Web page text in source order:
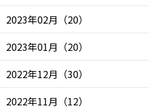
2023年02月 （20）
2023年01月 （20）
2022年12月 （30）
2022年11月 （12）